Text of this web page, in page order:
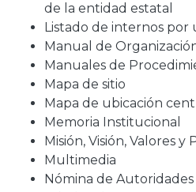
de la entidad estatal
Listado de internos por
Manual de
Manuales de
Mapa de sitio
Mapa de ubicación
Memoria Institucional
Misión, Visión, Valores y
Multimedia
Nómina de Autoridades